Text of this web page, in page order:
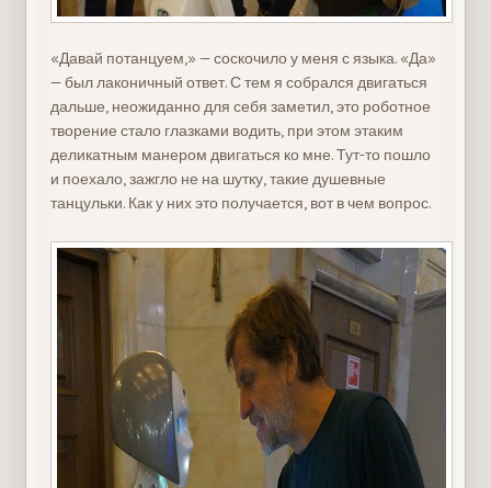
«Давай потанцуем,» — соскочило у меня с языка. «Да»
— был лаконичный ответ. С тем я собрался двигаться
дальше, неожиданно для себя заметил, это роботное
творение стало глазками водить, при этом этаким
деликатным манером двигаться ко мне. Тут-то пошло
и поехало, зажгло не на шутку, такие душевные
танцульки. Как у них это получается, вот в чем вопрос.